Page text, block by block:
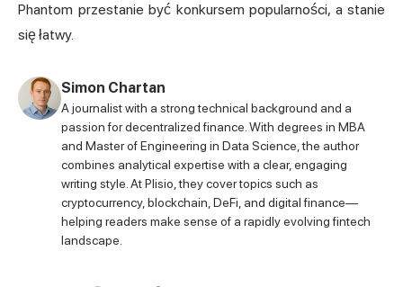
Phantom przestanie być konkursem popularności, a stanie
się łatwy.
Simon Chartan
A journalist with a strong technical background and a
passion for decentralized finance. With degrees in MBA
and Master of Engineering in Data Science, the author
combines analytical expertise with a clear, engaging
writing style. At Plisio, they cover topics such as
cryptocurrency, blockchain, DeFi, and digital finance—
helping readers make sense of a rapidly evolving fintech
landscape.